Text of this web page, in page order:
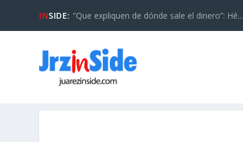
INSIDE: “Que expliquen de dónde sale el dinero”: Hé...